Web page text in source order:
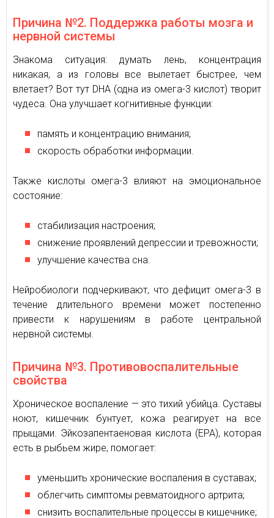
Причина №2. Поддержка работы мозга и
нервной системы
Знакома ситуация: думать лень, концентрация
никакая, а из головы все вылетает быстрее, чем
влетает? Вот тут DHA (одна из омега-3 кислот) творит
чудеса. Она улучшает когнитивные функции:
память и концентрацию внимания;
скорость обработки информации.
Также кислоты омега-3 влияют на эмоциональное
состояние:
стабилизация настроения;
снижение проявлений депрессии и тревожности;
улучшение качества сна.
Нейробиологи подчеркивают, что дефицит омега-3 в
течение длительного времени может постепенно
привести к нарушениям в работе центральной
нервной системы.
Причина №3. Противовоспалительные
свойства
Хроническое воспаление — это тихий убийца. Суставы
ноют, кишечник бунтует, кожа реагирует на все
прыщами. Эйкозапентаеновая кислота (EPA), которая
есть в рыбьем жире, помогает:
уменьшить хронические воспаления в суставах;
облегчить симптомы ревматоидного артрита;
снизить воспалительные процессы в кишечнике;